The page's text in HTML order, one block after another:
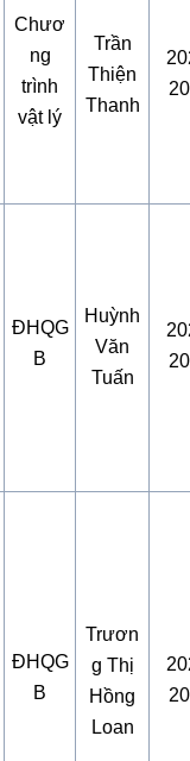
Chươ
ng
trình
vật lý
Trần
Thiện
Thanh
ĐHQG
B
Huỳnh
Văn
Tuấn
ĐHQG
B
Trươn
g Thị
Hồng
Loan